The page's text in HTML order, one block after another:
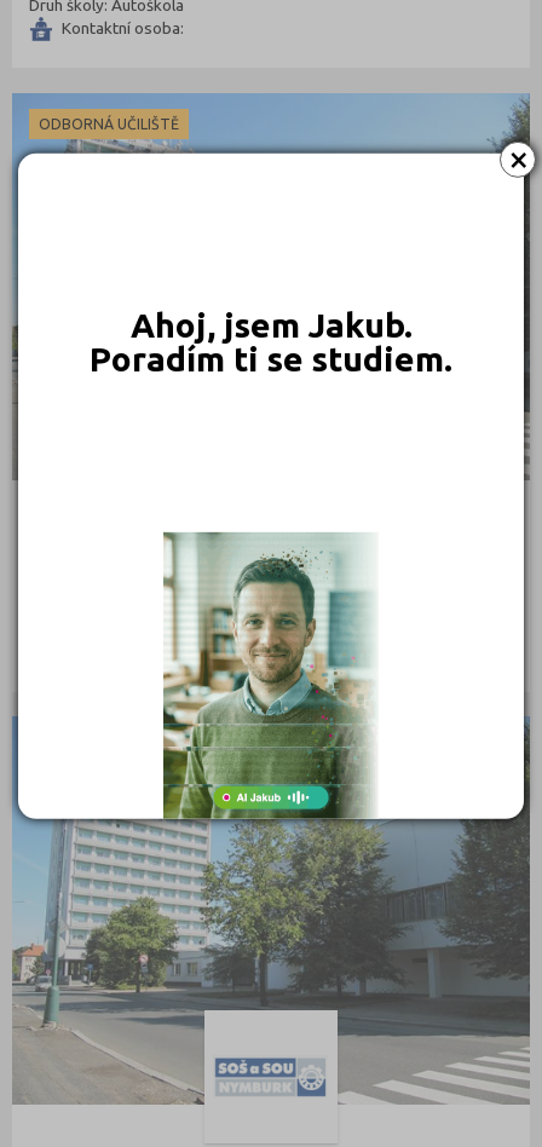
×
Ahoj, jsem Jakub.
Poradím ti se studiem.
Druh školy: Autoškola
Kontaktní osoba:
ODBORNÁ UČILIŠTĚ
Střední odborná škola a Střední odborné učiliště,
Nymburk, V Kolonii 1804
V Kolonii 1804, 28802 Nymburk
Druh školy: Odborné učiliště
Ředitel: Ing. Jiří Hubálek